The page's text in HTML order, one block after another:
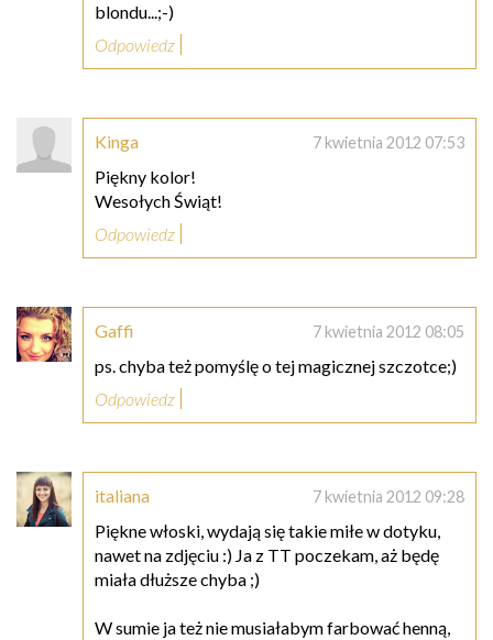
blondu...;-)
Odpowiedz
Kinga 7 kwietnia 2012 07:53
Piękny kolor!
Wesołych Świąt!
Odpowiedz
Gaffi 7 kwietnia 2012 08:05
ps. chyba też pomyślę o tej magicznej szczotce;)
Odpowiedz
italiana 7 kwietnia 2012 09:28
Piękne włoski, wydają się takie miłe w dotyku,
nawet na zdjęciu :) Ja z TT poczekam, aż będę
miała dłuższe chyba ;)
W sumie ja też nie musiałabym farbować henną,